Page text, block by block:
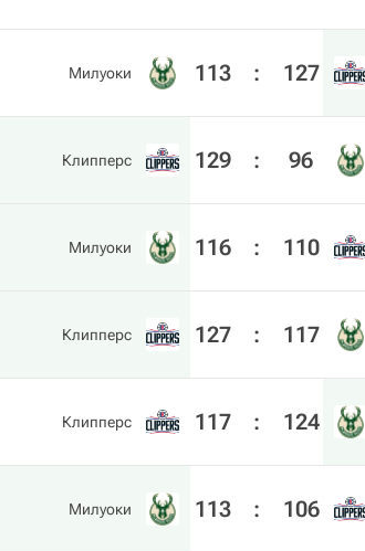
Милуоки 113 : 127
Клипперс 129 : 96
Милуоки 116 : 110
Клипперс 127 : 117
Клипперс 117 : 124
Милуоки 113 : 106